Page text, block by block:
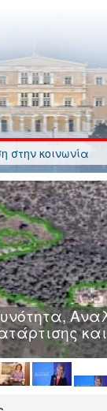
στην κοινωνία
και